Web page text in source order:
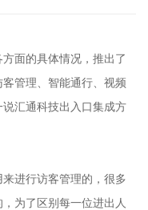
面的具体情况，推出了
管理、智能通行、视频
汇通科技出入口集成方
进行访客管理的，很多
为了区别每一位进出人